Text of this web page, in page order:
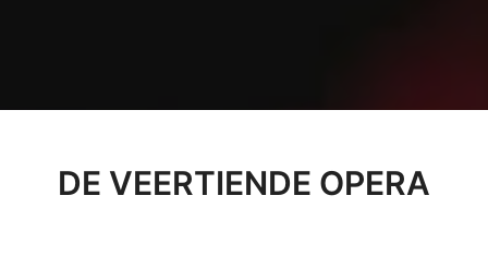
DE VEERTIENDE OPERA